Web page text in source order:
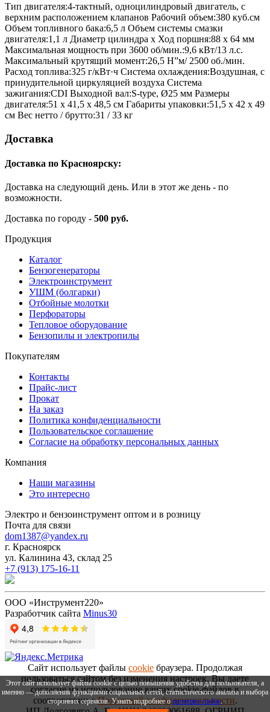
Тип двигателя:4-тактный, одноцилиндровый двигатель, с
верхним расположением клапанов Рабочий объем:380 куб.см
Объем топливного бака:6,5 л Объем системы смазки
двигателя:1,1 л Диаметр цилиндра х Ход поршня:88 х 64 мм
Максимальная мощность при 3600 об/мин.:9,6 кВт/13 л.с.
Максимальный крутящий момент:26,5 Н”м/ 2500 об./мин.
Расход топлива:325 г/кВт·ч Система охлаждения:Воздушная, с
принудительной циркуляцией воздуха Система
зажигания:CDI Выходной вал:S-type, Ø25 мм Размеры
двигателя:51 х 41,5 х 48,5 см Габариты упаковки:51,5 х 42 х 49
см Вес нетто / брутто:31 / 33 кг
Доставка
Доставка по Красноярску:
Доставка на следующий день. Или в этот же день - по
возможности.
Доставка по городу - 500 руб.
Этот сайт использует файлы cookie с целью повышения удобства для пользователя, а
именно — дополнения функциями социальных сетей, статистического анализа и выбора
сторонних сервисов. Узнать подробнее ополитике cookie.
Продукция
Каталог
Бензогенераторы
Электроинструмент
УШМ (болгарки)
Отбойные молотки
Перфораторы
Тепловое оборудование
Бензопилы и электропилы
Покупателям
Контакты
Прайс-лист
Прокат
На заказ
Политика конфиденциальности
Пользовательское соглашение
Согласие на обработку персональных данных
Компания
Наши магазины
Это интересно
Электро и бензоинструмент оптом и в розницу
Почта для связи
dom1387@yandex.ru
г. Красноярск
ул. Калинина 43, склад 25
+7 (913) 175-16-11
ООО «Инструмент220»
Разработчик сайта Minus30
Сайт использует файлы cookie браузера. Продолжая
пользоваться сайтом без изменения настроек, Вы даете
согласие на использование ваших cookie-файлов в
соответствии сПолитикой конфиденциальности.